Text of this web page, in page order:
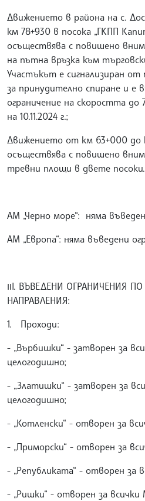
Движението в района на с.
км 78+930 в посока „ГКПП
осъществява с повишено
на пътна връзка към
Участъкът е сигнализиран
за принудително спиране и е
ограничение на скоростта до
на 10.11.2024 г.;
Движението от км 63+000 до
осъществява с повишено
тревни площи в двете посоки.
АМ „Черно море“: няма
АМ „Европа“: няма въведени
ІІI. ВЪВЕДЕНИ ОГРАНИЧЕНИЯ
НАПРАВЛЕНИЯ:
1. Проходи:
- „Върбишки“ - затворен за
целогодишно;
- „Златишки“ - затворен за
целогодишно;
- „Котленски“ - отворен за
- „Приморски“ - отворен за
- „Републиката“ - отворен за
- „Ришки“ - отворен за всички